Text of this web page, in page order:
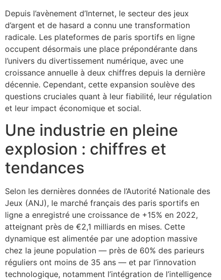
Depuis l’avènement d’Internet, le secteur des jeux
d’argent et de hasard a connu une transformation
radicale. Les plateformes de paris sportifs en ligne
occupent désormais une place prépondérante dans
l’univers du divertissement numérique, avec une
croissance annuelle à deux chiffres depuis la dernière
décennie. Cependant, cette expansion soulève des
questions cruciales quant à leur fiabilité, leur régulation
et leur impact économique et social.
Une industrie en pleine
explosion : chiffres et
tendances
Selon les dernières données de l’Autorité Nationale des
Jeux (ANJ), le marché français des paris sportifs en
ligne a enregistré une croissance de +15% en 2022,
atteignant près de €2,1 milliards en mises. Cette
dynamique est alimentée par une adoption massive
chez la jeune population — près de 60% des parieurs
réguliers ont moins de 35 ans — et par l’innovation
technologique, notamment l’intégration de l’intelligence